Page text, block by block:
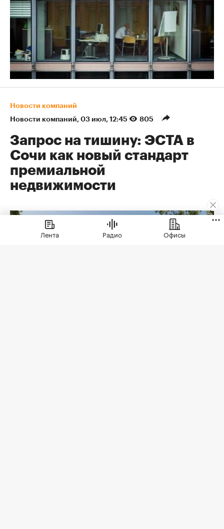
Новости компаний
Новости компаний⁠, 03 июл, 12:45 805
Запрос на тишину: ЭСТА в
Сочи как новый стандарт
премиальной
недвижимости
Лента Радио Офисы